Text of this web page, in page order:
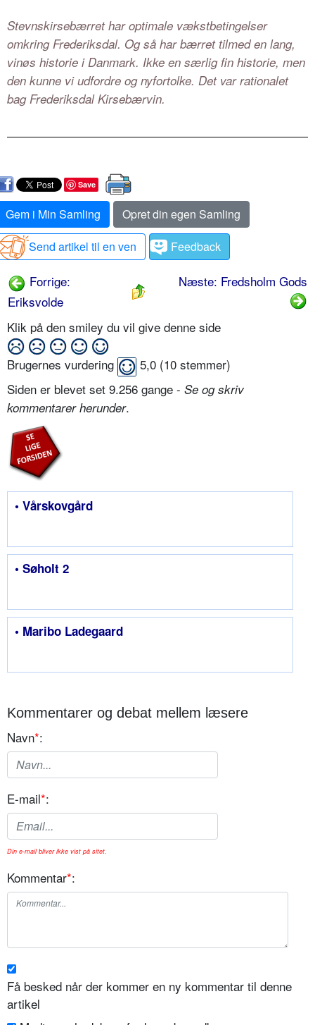
Stevnskirsebærret har optimale vækstbetingelser
omkring Frederiksdal. Og så har bærret tilmed en lang,
vinøs historie i Danmark. Ikke en særlig fin historie, men
den kunne vi udfordre og nyfortolke. Det var rationalet
bag Frederiksdal Kirsebærvin.
Save
Gem i Min Samling
Opret din egen Samling
Send artikel til en ven
Feedback
Forrige:
Eriksvolde
Næste: Fredsholm Gods
Klik på den smiley du vil give denne side
Brugernes vurdering 5,0 (10 stemmer)
Siden er blevet set 9.256 gange - Se og skriv
kommentarer herunder.
• Vårskovgård
• Søholt 2
• Maribo Ladegaard
Kommentarer og debat mellem læsere
Navn*:
E-mail*:
Din e-mail bliver ikke vist på sitet.
Kommentar*:
Få besked når der kommer en ny kommentar til denne
artikel